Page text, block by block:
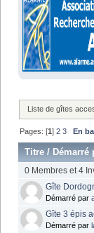
Liste de gîtes
Pages: [1]2 3 En
Titre /Démarré
0 Membres et 4
Gîte
Démarré par
Gîte 3 épis
Démarré par